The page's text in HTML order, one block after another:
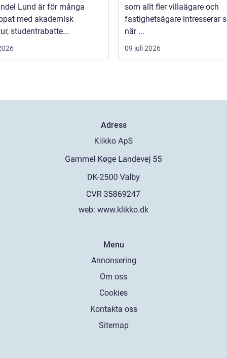
Lund är för många
med akademisk
studentrabatte...
som allt fler villaägare och
fastighetsägare intresserar
när ...
09 juli 2026
Adress
web: www.klikko.dk
Menu
Annonsering
Om oss
Cookies
Kontakta oss
Sitemap